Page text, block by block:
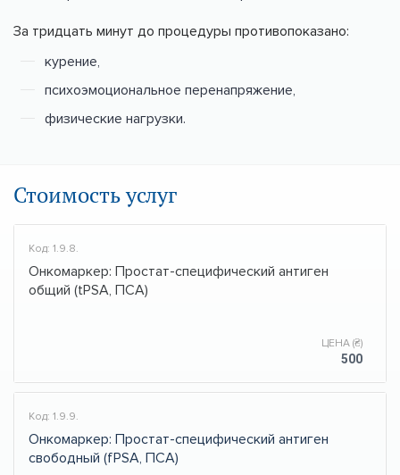
За тридцать минут до процедуры противопоказано:
курение,
психоэмоциональное перенапряжение,
физические нагрузки.
Стоимость услуг
Код: 1.9.8.
Онкомаркер: Простат-специфический антиген
общий (tPSA, ПСА)
ЦЕНА (₴)
500
Код: 1.9.9.
Онкомаркер: Простат-специфический антиген
свободный (fPSA, ПСА)